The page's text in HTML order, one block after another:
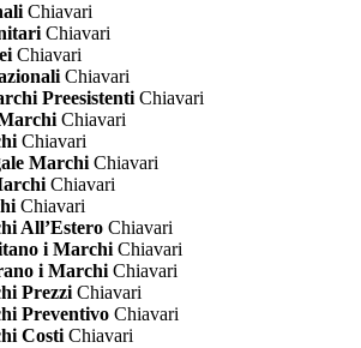
Chiavari
Chiavari
Chiavari
Chiavari
Preesistenti Chiavari
Chiavari
Chiavari
Marchi Chiavari
Chiavari
Chiavari
All’Estero Chiavari
i Marchi Chiavari
i Marchi Chiavari
Prezzi Chiavari
Preventivo Chiavari
Costi Chiavari